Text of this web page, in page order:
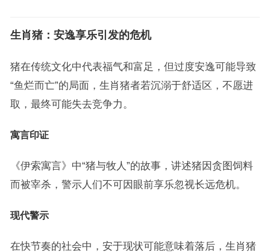
生肖猪：安逸享乐引发的危机
猪在传统文化中代表福气和富足，但过度安逸可能导致
“鱼烂而亡”的局面，生肖猪者若沉溺于舒适区，不愿进
取，最终可能失去竞争力。
寓言印证
《伊索寓言》中“猪与牧人”的故事，讲述猪因贪图饲料
而被宰杀，警示人们不可因眼前享乐忽视长远危机。
现代警示
在快节奏的社会中，安于现状可能意味着落后，生肖猪